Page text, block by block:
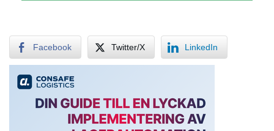
Facebook Twitter/X LinkedIn